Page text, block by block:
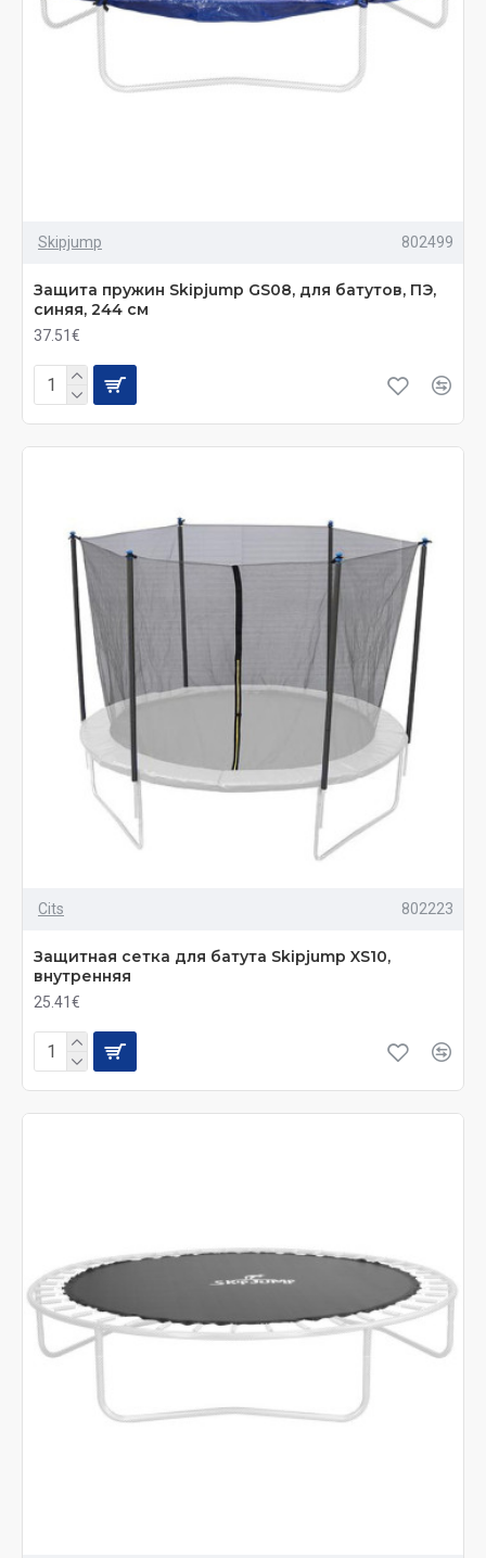
Skipjump 802499
Защита пружин Skiрjumр GS08, для батутов, ПЭ,
синяя, 244 см
37.51€
Cits 802223
Защитная сетка для батута Skiрjumр XS10,
внутренняя
25.41€